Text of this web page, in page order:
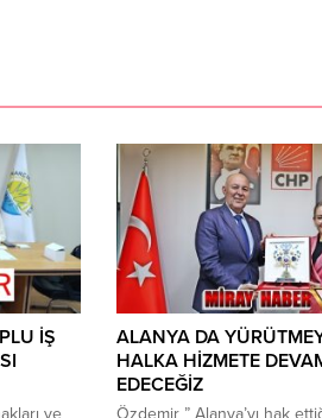
İŞ
ALANYA DA
HALKA HİZMETE
EDECEĞİZ